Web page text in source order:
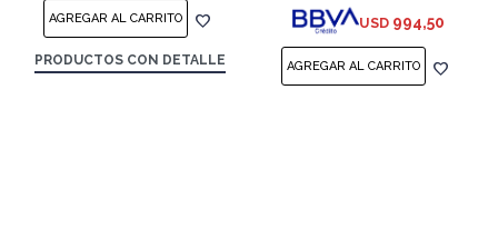
PRODUCTOS CON DETALLE
USD 994,50